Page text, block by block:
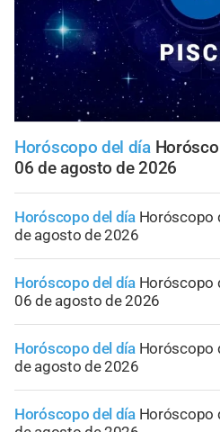
Horóscopo del día
06 de agosto de 2026
Horóscopo del día Horóscopo
de agosto de 2026
Horóscopo del día Horóscopo
06 de agosto de 2026
Horóscopo del día Horóscopo
de agosto de 2026
Horóscopo del día Horóscopo